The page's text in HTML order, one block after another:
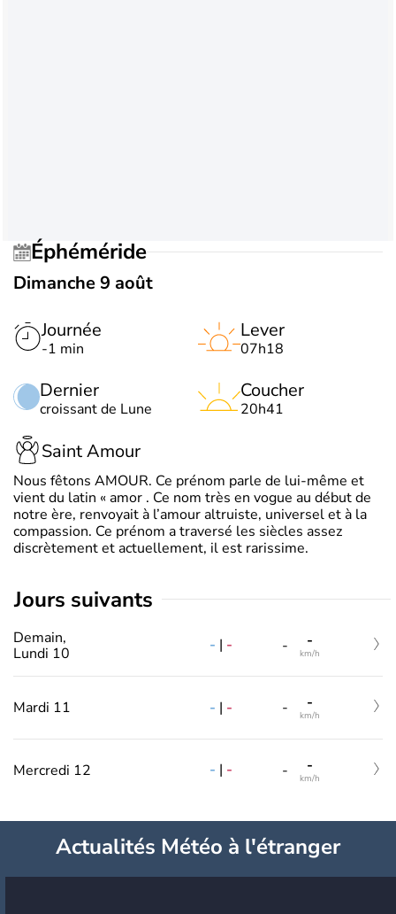
Éphéméride
Dimanche 9 août
Journée
-1 min
Dernier
croissant de Lune
Lever
07h18
Coucher
20h41
Saint Amour
Nous fêtons AMOUR. Ce prénom parle de lui-même et
vient du latin « amor . Ce nom très en vogue au début de
notre ère, renvoyait à l’amour altruiste, universel et à la
compassion. Ce prénom a traversé les siècles assez
discrètement et actuellement, il est rarissime.
jours suivants
Demain,
Lundi 10
- | - - -
km/h
Mardi 11 - | - - -
km/h
Mercredi 12 - | - - -
km/h
Actualités Météo à l'étranger